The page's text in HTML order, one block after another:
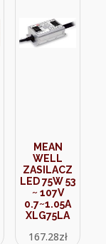
MEAN
WELL
ZASILACZ
LED 75W 53
~ 107V
0.7~1.05A
XLG75LA
167.28zł